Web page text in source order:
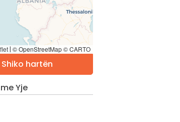
| © OpenStreetMap © CARTO
Shiko hartën
Yje